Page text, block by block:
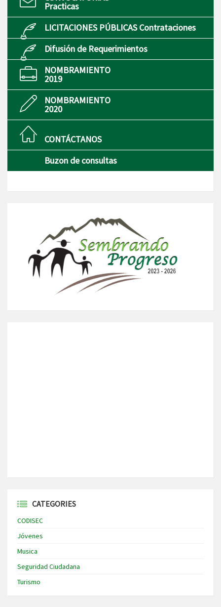
Practicas
LICITACIONES PÚBLICAS Contrataciones
Difusión de Requerimientos
NOMBRAMIENTO
2019
NOMBRAMIENTO
2020
CONTÁCTANOS
Buzon de consultas
CATEGORIES
CODISEC
Jóvenes
Musica
Seguridad Ciudadana
Turismo